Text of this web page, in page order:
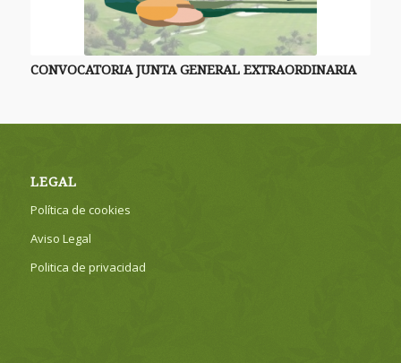
CONVOCATORIA JUNTA GENERAL EXTRAORDINARIA
LEGAL
Política de cookies
Aviso Legal
Politica de privacidad